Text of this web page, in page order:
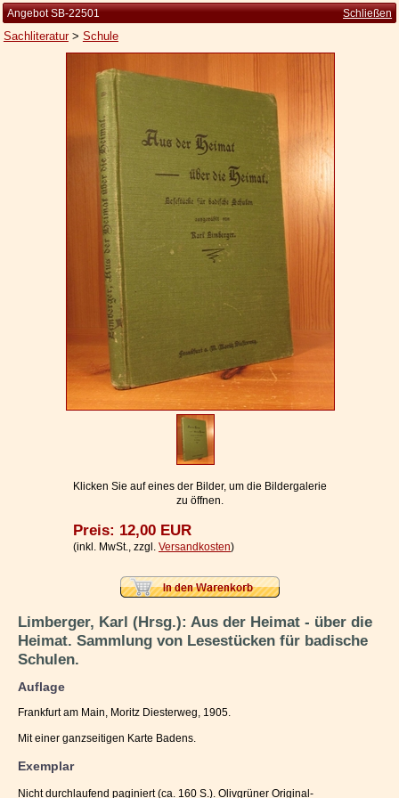
Kleine Kulturgeschichte
Die Brockhaus Auflagen
Die Meyer Auflagen
Zu den Angeboten
Widerrufsbelehrung
Geschäftsbedingungen
Datenschutzerklärung
Ihr Warenkorb
Angebot SB-22501 Schließen
Sachliteratur> Schule
Klicken Sie auf eines der Bilder, um die Bildergalerie
zu öffnen.
Preis: 12,00 EUR
(inkl. MwSt., zzgl. Versandkosten)
Limberger, Karl (Hrsg.): Aus der Heimat - über die
Heimat. Sammlung von Lesestücken für badische
Schulen.
Auflage
Frankfurt am Main, Moritz Diesterweg, 1905.
Mit einer ganzseitigen Karte Badens.
Exemplar
Nicht durchlaufend paginiert (ca. 160 S.). Olivgrüner Original-